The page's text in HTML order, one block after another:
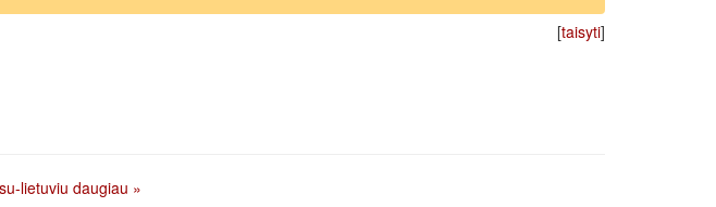
[taisyti]
lietuviu daugiau »